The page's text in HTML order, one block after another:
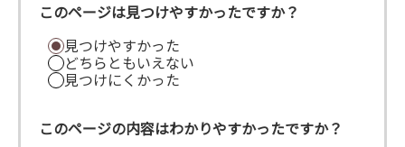
このページは見つけやすかったですか？
見つけやすかった
どちらともいえない
見つけにくかった
このページの内容はわかりやすかったですか？